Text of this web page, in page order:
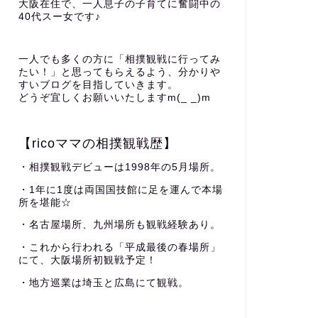
大阪在住で、一人息子の子育てに奮闘中の
40代スー女です♪
一人でも多くの方に「相撲観戦に行ってみ
たい！」と思ってもらえるよう、分かりや
すいブログを目指していきます。
どうぞ宜しくお願いいたしますm(_ _)m
【ricoママの相撲観戦歴】
・相撲観戦デビューは1998年の5月場所。
・1年に1度は両国国技館に足を運んで本場
所を堪能☆
・名古屋場所、九州場所も観戦経験あり。
・これから行われる「平成最後の春場所」
にて、大阪場所初観戦予定！
・地方巡業は埼玉と広島にて観戦。